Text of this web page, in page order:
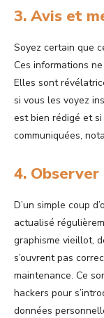
3. Avis et
Soyez certain que
Ces informations
Elles sont
si vous les voyez
est bien rédigé et
communiquées,
4.
D’un simple coup
actualisé
graphisme vieillot,
s’ouvrent pas
maintenance. Ce
hackers pour
données